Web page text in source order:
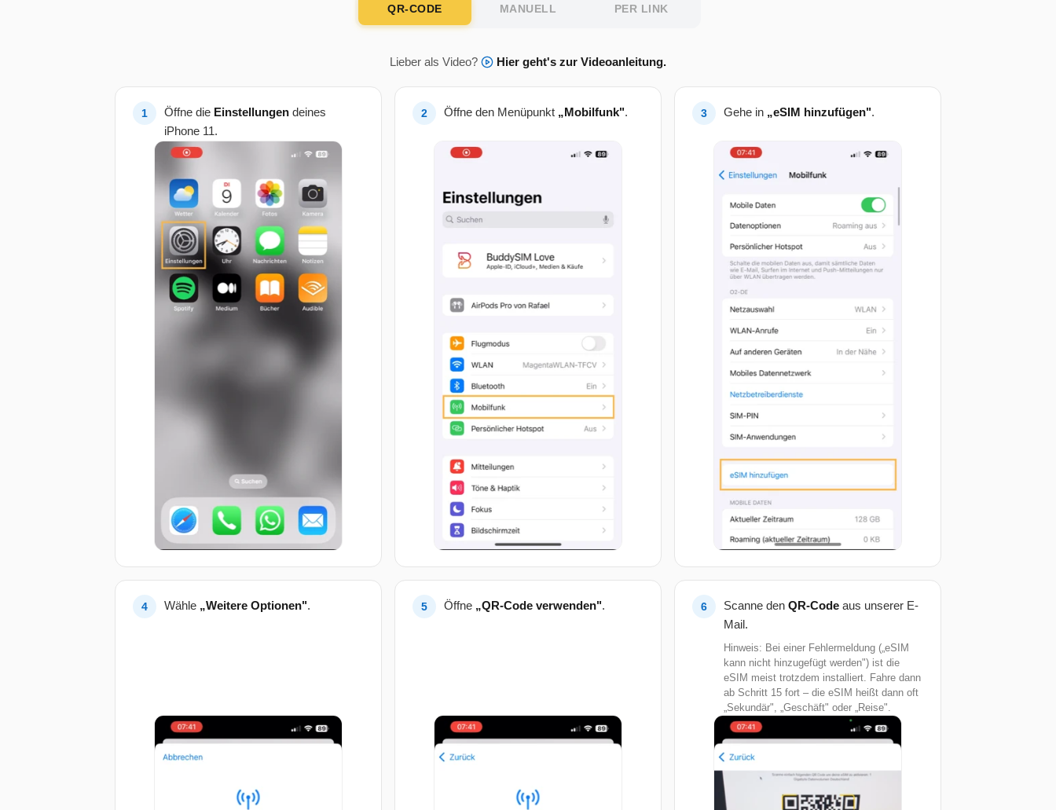
QR-CODE MANUELL PER LINK
Lieber als Video? Hier geht's zur Videoanleitung.
Öffne die Einstellungen deines
iPhone 11.
Öffne den Menüpunkt „Mobilfunk". Gehe in „eSIM hinzufügen".
Wähle „Weitere Optionen". Öffne „QR-Code verwenden". Scanne den QR-Code aus unserer E-
Mail.
Hinweis: Bei einer Fehlermeldung („eSIM
kann nicht hinzugefügt werden") ist die
eSIM meist trotzdem installiert. Fahre dann
ab Schritt 15 fort – die eSIM heißt dann oft
„Sekundär", „Geschäft" oder „Reise".